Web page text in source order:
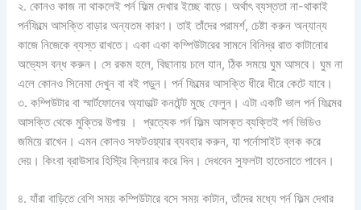
২. কোনও কাজ না থাকলেই পর্ন ফিল্ম দেখার ইচ্ছে বাড়ে। অর্থাৎ‌ ব্যস্ততা না-থাকাই
পর্নফিল্মে আসক্তি বাড়ার অন্যতম কারণ। তাই তাঁদের পরামর্শ, চেষ্টা করুন অন্যান্য
কাজে নিজেকে ব্যস্ত রাখতে। একা একা কম্পিউটারের সামনে বিনিদ্র রাত কাটানোর
অভ্যেস বন্ধ করুন। সে রকম হলে, বিছানায় চলে যান, ঠিক সময়ে ঘুম আসবে। ঘুম না
এলে কোনও সিনেমা দেখুন বা বই পড়ুন। পর্ন ফিল্মের আসক্তি ধীরে ধীরে কেটে যাবে।
৩. কম্পিউটার বা স্মার্টফোনের অ্যাডাল্ট কনটেন্ট মুছে ফেলুন। এটা একটি ভাল পর্ন ফিল্মের
আসক্তি থেকে মুক্তির উপায় । প্রত্যেক পর্ন ফিল্ম আসক্ত ব্যক্তিই পর্ন ভিডিও
জমিয়ে রাখেন। এমন কোনও সফটওয়্যার ব্যবহার করুন, যা পর্নোসাইট ব্লক করে
দেয়। কিংবা ব্রাউসার হিস্ট্রি ক্লিয়ার করে দিন। দেখবেন সুফলটা হাতেনাতে পাবেন।
৪. যাঁরা বাড়িতে বেশি সময় কম্পিউটারে বসে সময় কাটান, তাঁদের মধ্যে পর্ন ফিল্ম দেখার